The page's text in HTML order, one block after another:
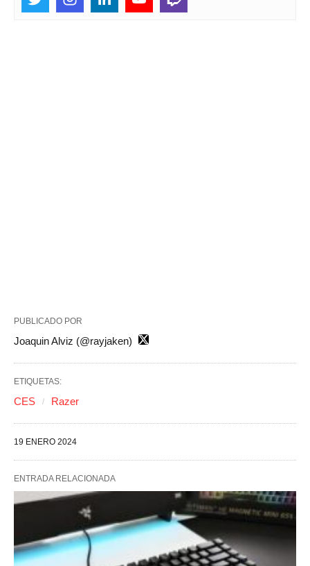
PUBLICADO POR
Joaquin Alviz (@rayjaken)
ETIQUETAS:
CES Razer
19 ENERO 2024
ENTRADA RELACIONADA